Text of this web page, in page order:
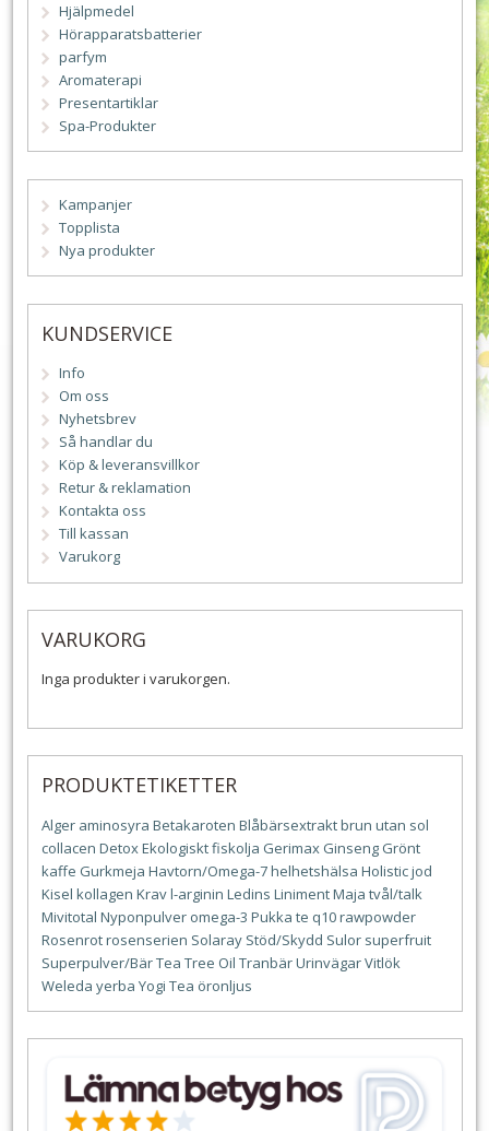
Hjälpmedel
Hörapparatsbatterier
parfym
Aromaterapi
Presentartiklar
Spa-Produkter
Kampanjer
Topplista
Nya produkter
KUNDSERVICE
Info
Om oss
Nyhetsbrev
Så handlar du
Köp & leveransvillkor
Retur & reklamation
Kontakta oss
Till kassan
Varukorg
VARUKORG
Inga produkter i varukorgen.
PRODUKTETIKETTER
Alger aminosyra Betakaroten Blåbärsextraktbrun utan sol
collacen DetoxEkologisktfiskolja Gerimax Ginseng Grönt
kaffe Gurkmeja Havtorn/Omega-7helhetshälsa Holisticjod
Kisel kollagen Kravl-arginin Ledins LinimentMaja tvål/talk
Mivitotal Nyponpulver omega-3 Pukka te q10rawpowder
Rosenrotrosenserien Solaray Stöd/Skydd Sulor superfruit
Superpulver/BärTea Tree Oil TranbärUrinvägarVitlök
Weleda yerba Yogi Tea öronljus